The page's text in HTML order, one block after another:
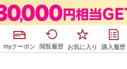
myクーポン 閲覧履歴 お気に入り 購入履歴